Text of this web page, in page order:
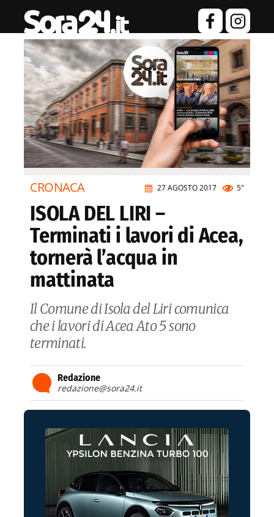
27 AGOSTO 2017 5"
CRONACA
ISOLA DEL LIRI –
Terminati i lavori di Acea,
tornerà l’acqua in
mattinata
Il Comune di Isola del Liri comunica
che i lavori di Acea Ato 5 sono
terminati.
Redazione
redazione@sora24.it